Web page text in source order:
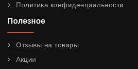
Политика конфиденциальности
Полезное
Отзывы на товары
Акции